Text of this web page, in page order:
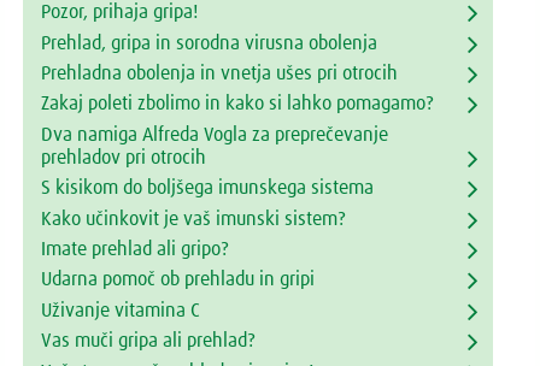
Pozor, prihaja gripa!
Prehlad, gripa in sorodna virusna obolenja
Prehladna obolenja in vnetja ušes pri otrocih
Zakaj poleti zbolimo in kako si lahko pomagamo?
Dva namiga Alfreda Vogla za preprečevanje
prehladov pri otrocih
S kisikom do boljšega imunskega sistema
Kako učinkovit je vaš imunski sistem?
Imate prehlad ali gripo?
Udarna pomoč ob prehladu in gripi
Uživanje vitamina C
Vas muči gripa ali prehlad?